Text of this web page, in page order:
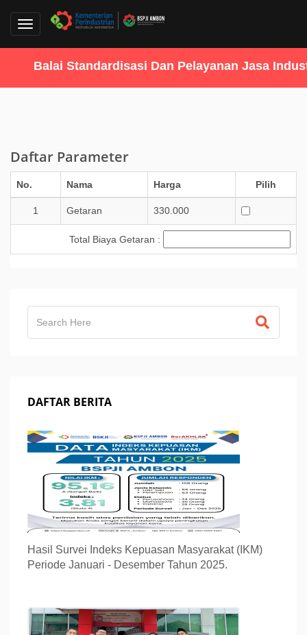
Toggle
Balai Standardisasi Dan Pelayanan Jasa Industri
Daftar Parameter
No. Nama Harga Pilih
1 Getaran 330.000
Total Biaya Getaran :
DAFTAR BERITA
Hasil Survei Indeks Kepuasan Masyarakat (IKM)
Periode Januari - Desember Tahun 2025.